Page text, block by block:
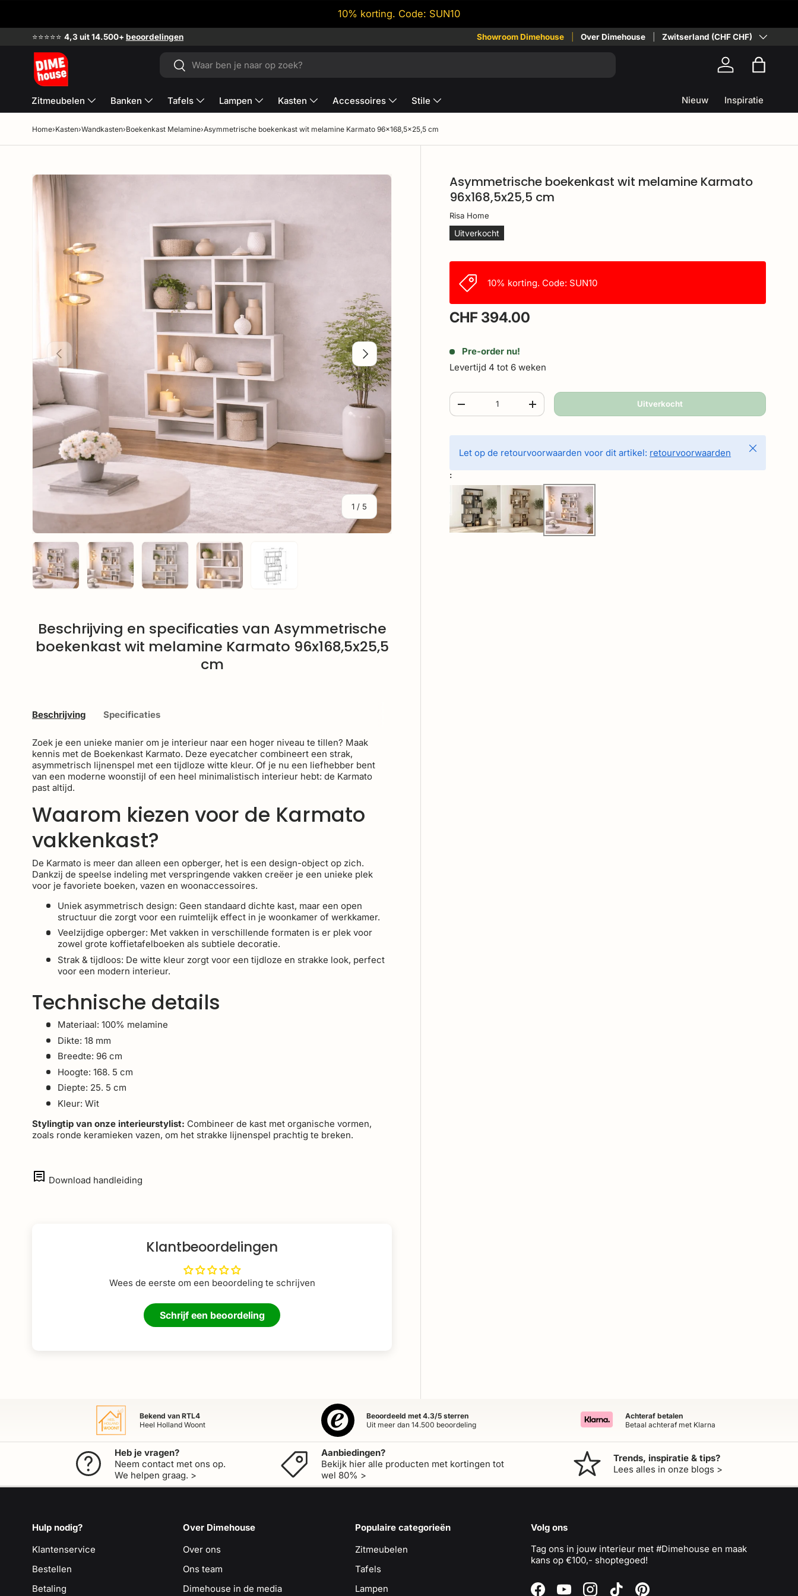
10% korting. Code: SUN10
⭐⭐⭐⭐⭐ 4,3 uit 14.500+ beoordelingen ✔Achteraf betalen
Showroom Dimehouse Over Dimehouse Land/Regio
Zwitserland (CHF CHF)
Zoeken InloggenTas
Zitmeubelen Banken Tafels Lampen Kasten Accessoires Stile Nieuw Inspiratie
Home›Kasten›Wandkasten›Boekenkast Melamine›Asymmetrische boekenkast wit melamine Karmato 96x168,5x25,5 cm
Vorige
1 / van
5
Volgende
Asymmetrische boekenkast wit melamine Karmato
96x168,5x25,5 cm
Risa Home
Uitverkocht
10% korting. Code: SUN10
CHF 394.00
Pre-order nu!
Levertijd 4 tot 6 weken
Aantal
-
+ Uitverkocht
Let op de retourvoorwaarden voor dit artikel: retourvoorwaarden Sluiten
:
Beschrijving en specificaties van Asymmetrische
boekenkast wit melamine Karmato 96x168,5x25,5
cm
Beschrijving Specificaties
Zoek je een unieke manier om je interieur naar een hoger niveau te tillen? Maak
kennis met de Boekenkast Karmato. Deze eyecatcher combineert een strak,
asymmetrisch lijnenspel met een tijdloze witte kleur. Of je nu een liefhebber bent
van een moderne woonstijl of een heel minimalistisch interieur hebt: de Karmato
past altijd.
Waarom kiezen voor de Karmato
vakkenkast?
De Karmato is meer dan alleen een opberger, het is een design-object op zich.
Dankzij de speelse indeling met verspringende vakken creëer je een unieke plek
voor je favoriete boeken, vazen en woonaccessoires.
Uniek asymmetrisch design: Geen standaard dichte kast, maar een open
structuur die zorgt voor een ruimtelijk effect in je woonkamer of werkkamer.
Veelzijdige opberger: Met vakken in verschillende formaten is er plek voor
zowel grote koffietafelboeken als subtiele decoratie.
Strak & tijdloos: De witte kleur zorgt voor een tijdloze en strakke look, perfect
voor een modern interieur.
Technische details
Materiaal: 100% melamine
Dikte: 18 mm
Breedte: 96 cm
Hoogte: 168. 5 cm
Diepte: 25. 5 cm
Kleur: Wit
Stylingtip van onze interieurstylist: Combineer de kast met organische vormen,
zoals ronde keramieken vazen, om het strakke lijnenspel prachtig te breken.
Download handleiding
Klantbeoordelingen
Wees de eerste om een beoordeling te schrijven
Schrijf een beoordeling
Bekend van RTL4
Heel Holland Woont
Beoordeeld met 4.3/5 sterren
Uit meer dan 14.500 beoordeling
Achteraf betalen
Betaal achteraf met Klarna
Heb je vragen?
Neem contact met ons op.
We helpen graag. >
Aanbiedingen?
Bekijk hier alle producten met kortingen tot
wel 80% >
Trends, inspiratie & tips?
Lees alles in onze blogs >
Hulp nodig?
Klantenservice
Bestellen
Betaling
Over Dimehouse
Over ons
Ons team
Dimehouse in de media
Populaire categorieën
Zitmeubelen
Tafels
Lampen
Volg ons
Tag ons in jouw interieur met #Dimehouse en maak
kans op €100,- shoptegoed!